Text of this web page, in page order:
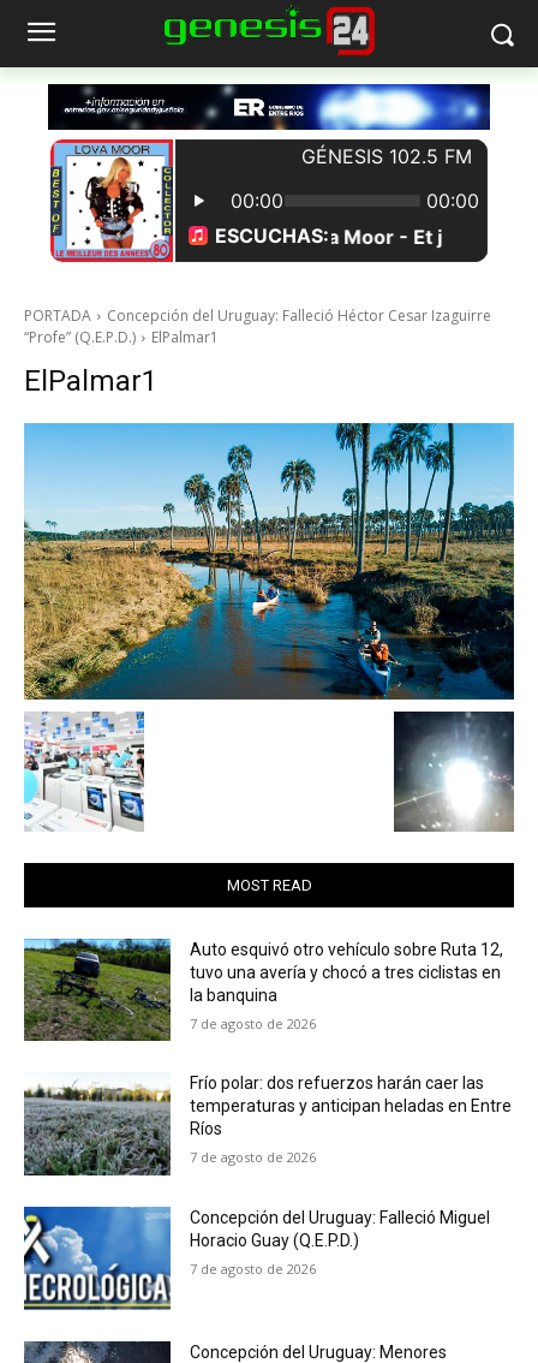
PORTADA
Concepción del Uruguay: Falleció Héctor Cesar Izaguirre
“Profe” (Q.E.P.D.)
ElPalmar1
ElPalmar1
MOST READ
Auto esquivó otro vehículo sobre Ruta 12,
tuvo una avería y chocó a tres ciclistas en
la banquina
7 de agosto de 2026
Frío polar: dos refuerzos harán caer las
temperaturas y anticipan heladas en Entre
Ríos
7 de agosto de 2026
Concepción del Uruguay: Falleció Miguel
Horacio Guay (Q.E.P.D.)
7 de agosto de 2026
Concepción del Uruguay: Menores